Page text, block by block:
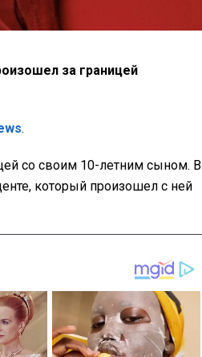
за границей
.
со своим 10-летним сыном. В
который произошел с ней